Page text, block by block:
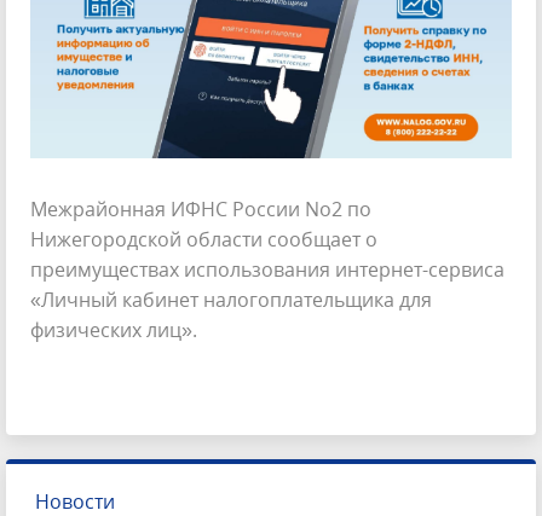
Межрайонная ИФНС России No2 по
Нижегородской области сообщает о
преимуществах использования интернет-сервиса
«Личный кабинет налогоплательщика для
физических лиц».
Новости